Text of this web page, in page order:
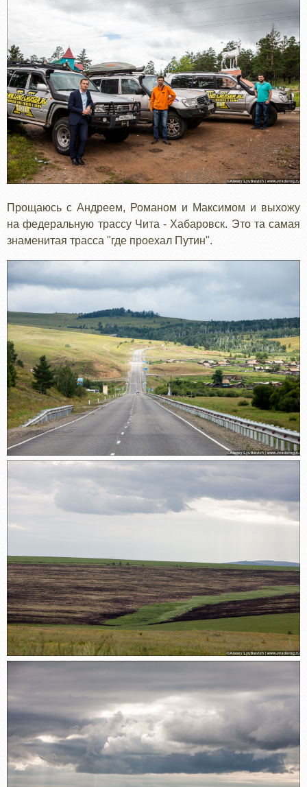
Прощаюсь с Андреем, Романом и Максимом и выхожу
на федеральную трассу Чита - Хабаровск. Это та самая
знаменитая трасса "где проехал Путин".